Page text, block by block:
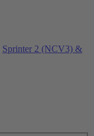
Sprinter 2 (NCV3) &